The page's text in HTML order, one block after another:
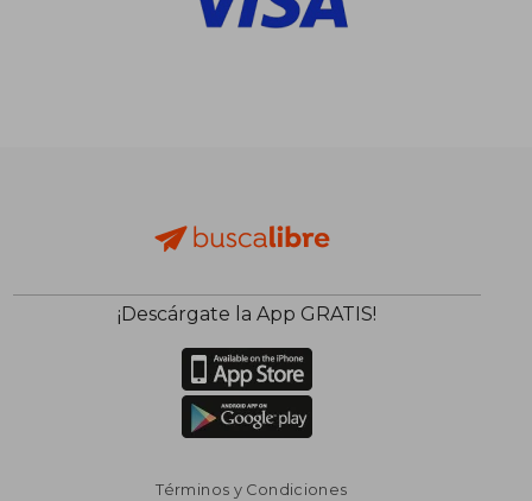
¡Descárgate la App GRATIS!
Términos y Condiciones